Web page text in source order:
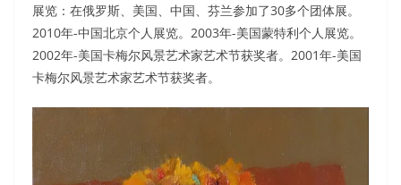
展览：在俄罗斯、美国、中国、芬兰参加了30多个团体展。
2010年-中国北京个人展览。2003年-美国蒙特利个人展览。
2002年-美国卡梅尔风景艺术家艺术节获奖者。2001年-美国
卡梅尔风景艺术家艺术节获奖者。